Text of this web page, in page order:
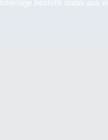
besteht dabei aus